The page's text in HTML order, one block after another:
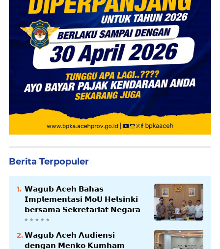
Berita Terpopuler
𝗪𝗮𝗴𝘂𝗯 𝗔𝗰𝗲𝗵 𝗕𝗮𝗵𝗮𝘀
𝗜𝗺𝗽𝗹𝗲𝗺𝗲𝗻𝘁𝗮𝘀𝗶 𝗠𝗼𝗨 𝗛𝗲𝗹𝘀𝗶𝗻𝗸𝗶
𝗯𝗲𝗿𝘀𝗮𝗺𝗮 𝗦𝗲𝗸𝗿𝗲𝘁𝗮𝗿𝗶𝗮𝘁 𝗡𝗲𝗴𝗮𝗿𝗮
𝗪𝗮𝗴𝘂𝗯 𝗔𝗰𝗲𝗵 𝗔𝘂𝗱𝗶𝗲𝗻𝘀𝗶
𝗱𝗲𝗻𝗴𝗮𝗻 𝗠𝗲𝗻𝗸𝗼 𝗞𝘂𝗺𝗵𝗮𝗺